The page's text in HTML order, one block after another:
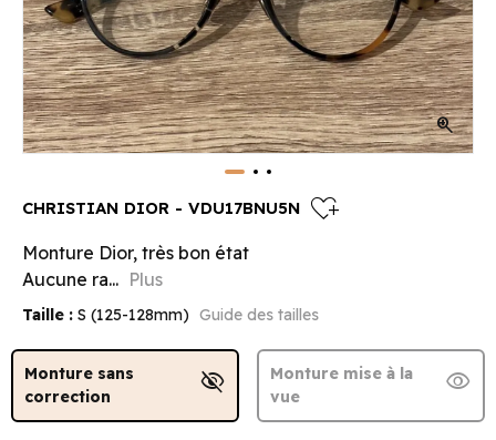
zoom_in
CHRISTIAN DIOR - VDU17BNU5N heart_plus
Monture Dior, très bon état
Aucune ra... Plus
Taille : S (125-128mm) Guide des tailles
Monture sans
correction
visibility_off
Monture mise à la
vue
visibility